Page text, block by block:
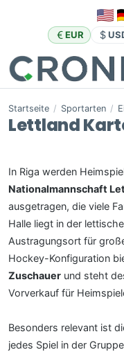
EUR
Startseite / Sportarten /
Lettland
In Riga werden
Nationalmannschaft
ausgetragen, die viele
Halle liegt in der
Austragungsort für
Hockey-Konfiguration
Zuschauer und steht
Vorverkauf für
Besonders relevant ist
jedes Spiel in der